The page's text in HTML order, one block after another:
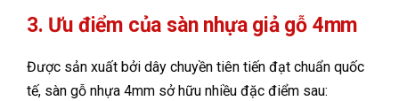
3. Ưu điểm của sàn nhựa giả gỗ 4mm
Được sản xuất bởi dây chuyền tiên tiến đạt chuẩn quốc
tế, sàn gỗ nhựa 4mm sở hữu nhiều đặc điểm sau: